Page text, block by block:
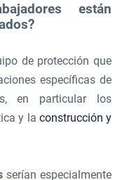
están
de protección que
específicas de
en particular los
y la construcción y
serían especialmente